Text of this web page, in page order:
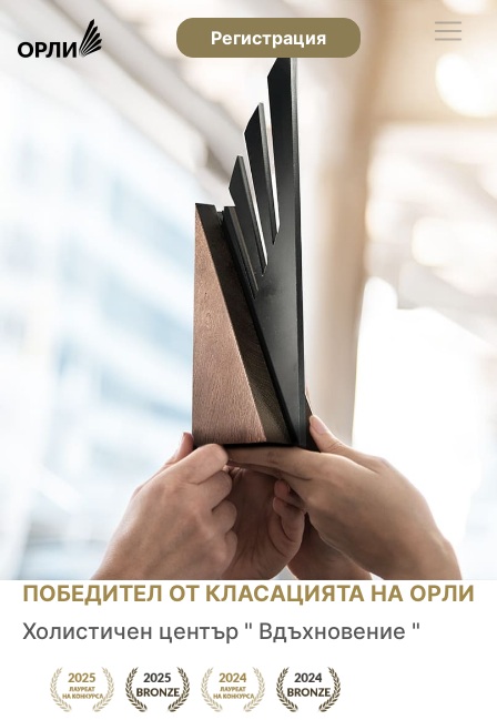
Регистрация
ПОБЕДИТЕЛ ОТ КЛАСАЦИЯТА НА ОРЛИ
Холистичен център " Вдъхновение "